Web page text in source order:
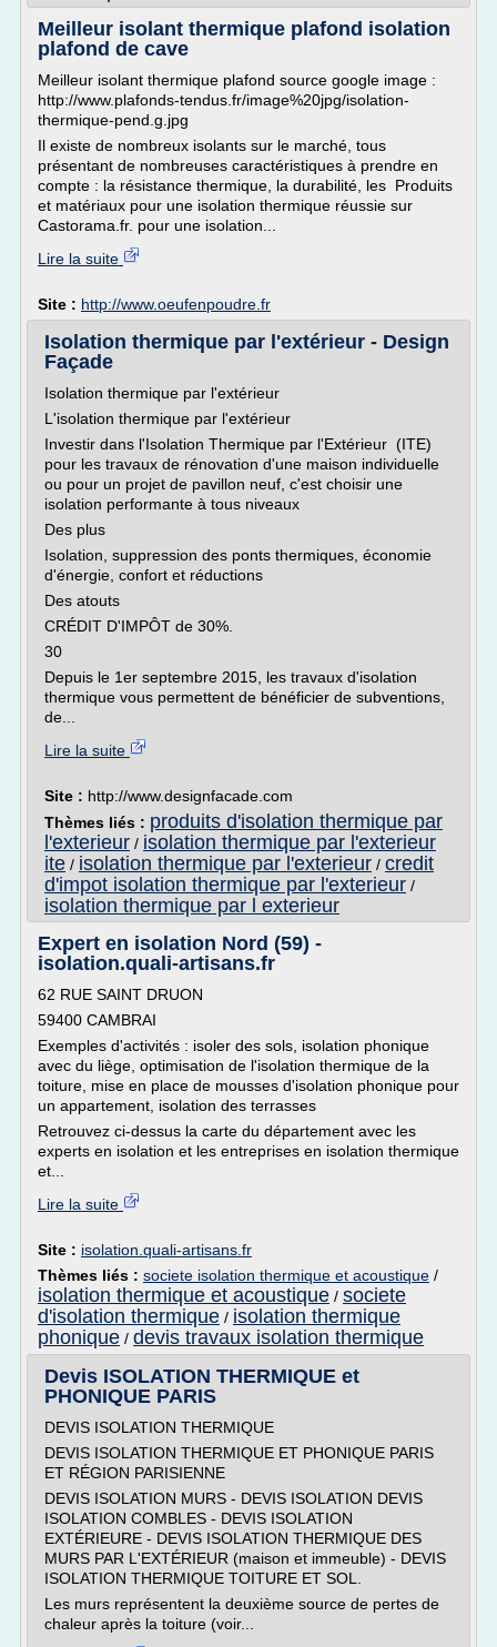
Meilleur isolant thermique plafond isolation
plafond de cave
Meilleur isolant thermique plafond source google image :
http://www.plafonds-tendus.fr/image%20jpg/isolation-
thermique-pend.g.jpg
Il existe de nombreux isolants sur le marché, tous
présentant de nombreuses caractéristiques à prendre en
compte : la résistance thermique, la durabilité, les Produits
et matériaux pour une isolation thermique réussie sur
Castorama.fr. pour une isolation...
Lire la suite
Site : http://www.oeufenpoudre.fr
Isolation thermique par l'extérieur - Design
Façade
Isolation thermique par l'extérieur
L'isolation thermique par l'extérieur
Investir dans l'Isolation Thermique par l'Extérieur (ITE)
pour les travaux de rénovation d'une maison individuelle
ou pour un projet de pavillon neuf, c'est choisir une
isolation performante à tous niveaux
Des plus
Isolation, suppression des ponts thermiques, économie
d'énergie, confort et réductions
Des atouts
CRÉDIT D'IMPÔT de 30%.
30
Depuis le 1er septembre 2015, les travaux d'isolation
thermique vous permettent de bénéficier de subventions,
de...
Lire la suite
Site : http://www.designfacade.com
Thèmes liés : produits d'isolation thermique par
l'exterieur / isolation thermique par l'exterieur
ite / isolation thermique par l'exterieur / credit
d'impot isolation thermique par l'exterieur /
isolation thermique par l exterieur
Expert en isolation Nord (59) -
isolation.quali-artisans.fr
62 RUE SAINT DRUON
59400 CAMBRAI
Exemples d'activités : isoler des sols, isolation phonique
avec du liège, optimisation de l'isolation thermique de la
toiture, mise en place de mousses d'isolation phonique pour
un appartement, isolation des terrasses
Retrouvez ci-dessus la carte du département avec les
experts en isolation et les entreprises en isolation thermique
et...
Lire la suite
Site : isolation.quali-artisans.fr
Thèmes liés : societe isolation thermique et acoustique /
isolation thermique et acoustique / societe
d'isolation thermique / isolation thermique
phonique / devis travaux isolation thermique
Devis ISOLATION THERMIQUE et
PHONIQUE PARIS
DEVIS ISOLATION THERMIQUE
DEVIS ISOLATION THERMIQUE ET PHONIQUE PARIS
ET RÉGION PARISIENNE
DEVIS ISOLATION MURS - DEVIS ISOLATION DEVIS
ISOLATION COMBLES - DEVIS ISOLATION
EXTÉRIEURE - DEVIS ISOLATION THERMIQUE DES
MURS PAR L'EXTÉRIEUR (maison et immeuble) - DEVIS
ISOLATION THERMIQUE TOITURE ET SOL.
Les murs représentent la deuxième source de pertes de
chaleur après la toiture (voir...